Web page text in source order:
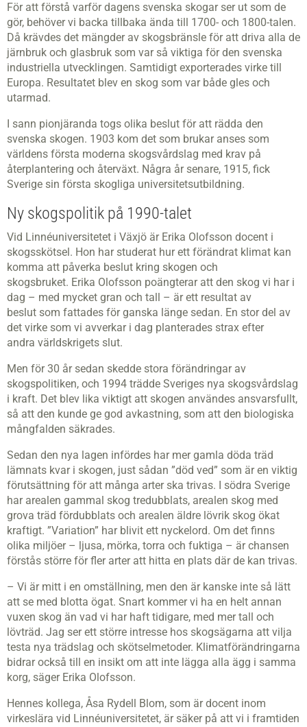
För att förstå varför dagens svenska skogar ser ut som de
gör, behöver vi backa tillbaka ända till 1700- och 1800-talen.
Då krävdes det mängder av skogsbränsle för att driva alla de
järnbruk och glasbruk som var så viktiga för den svenska
industriella utvecklingen. Samtidigt exporterades virke till
Europa. Resultatet blev en skog som var både gles och
utarmad.
I sann pionjäranda togs olika beslut för att rädda den
svenska skogen. 1903 kom det som brukar anses som
världens första moderna skogsvårdslag med krav på
återplantering och återväxt. Några år senare, 1915, fick
Sverige sin första skogliga universitetsutbildning.
Ny skogspolitik på 1990-talet
Vid Linnéuniversitetet i Växjö är Erika Olofsson docent i
skogsskötsel. Hon har studerat hur ett förändrat klimat kan
komma att påverka beslut kring skogen och
skogsbruket. Erika Olofsson poängterar att den skog vi har i
dag – med mycket gran och tall – är ett resultat av
beslut som fattades för ganska länge sedan. En stor del av
det virke som vi avverkar i dag planterades strax efter
andra världskrigets slut.
Men för 30 år sedan skedde stora förändringar av
skogspolitiken, och 1994 trädde Sveriges nya skogsvårdslag
i kraft. Det blev lika viktigt att skogen användes ansvarsfullt,
så att den kunde ge god avkastning, som att den biologiska
mångfalden säkrades.
Sedan den nya lagen infördes har mer gamla döda träd
lämnats kvar i skogen, just sådan ”död ved” som är en viktig
förutsättning för att många arter ska trivas. I södra Sverige
har arealen gammal skog tredubblats, arealen skog med
grova träd fördubblats och arealen äldre lövrik skog ökat
kraftigt. ”Variation” har blivit ett nyckelord. Om det finns
olika miljöer – ljusa, mörka, torra och fuktiga – är chansen
förstås större för fler arter att hitta en plats där de kan trivas.
– Vi är mitt i en omställning, men den är kanske inte så lätt
att se med blotta ögat. Snart kommer vi ha en helt annan
vuxen skog än vad vi har haft tidigare, med mer tall och
lövträd. Jag ser ett större intresse hos skogsägarna att vilja
testa nya trädslag och skötselmetoder. Klimatförändringarna
bidrar också till en insikt om att inte lägga alla ägg i samma
korg, säger Erika Olofsson.
Hennes kollega, Åsa Rydell Blom, som är docent inom
virkeslära vid Linnéuniversitetet, är säker på att vi i framtiden